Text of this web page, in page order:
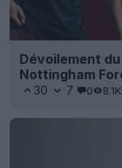
Dévoilement
Nottingham
30 7 0 8.1K